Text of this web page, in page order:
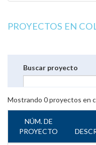
PROYECTOS EN
Buscar proyecto
Mostrando 0proyectos en
NÚM. DE
PROYECTO